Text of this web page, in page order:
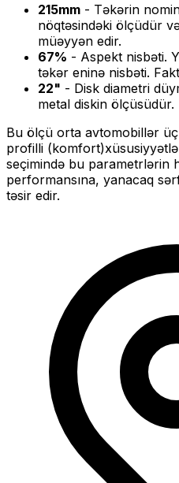
215mm - Təkərin
nöqtəsindəki ölçüdür
müəyyən edir.
67% - Aspekt nisbəti.
təkər eninə nisbəti.
22" - Disk diametri
metal diskin ölçüsüdür.
Bu ölçü orta avtomobillər
profilli (komfort)
seçimində bu parametrlərin
performansına, yanacaq
təsir edir.